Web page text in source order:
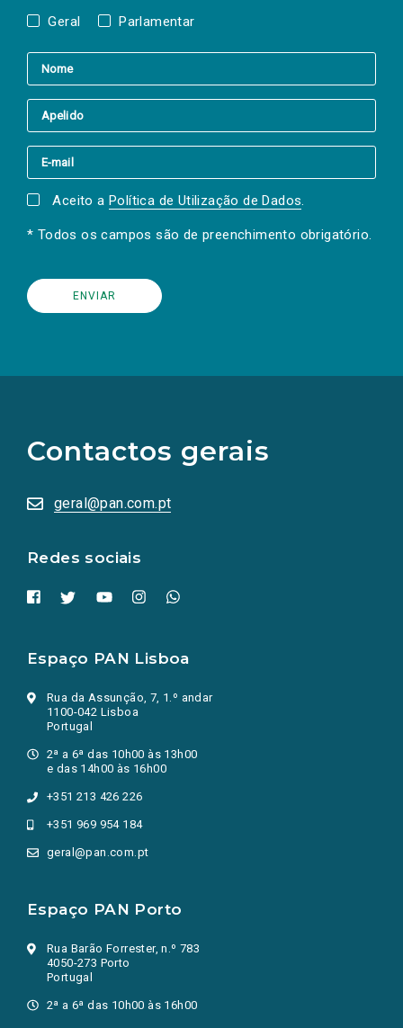
Geral Parlamentar
Aceito a Política de Utilização de Dados.
* Todos os campos são de preenchimento obrigatório.
Contactos gerais
geral@pan.com.pt
Redes sociais
redes
sociais
numa
nova
Espaço PAN Lisboa
Rua da Assunção, 7, 1.º andar
1100-042 Lisboa
Portugal
2ª a 6ª das 10h00 às 13h00
e das 14h00 às 16h00
+351 213 426 226
+351 969 954 184
geral@pan.com.pt
Espaço PAN Porto
Rua Barão Forrester, n.º 783
4050-273 Porto
Portugal
2ª a 6ª das 10h00 às 16h00